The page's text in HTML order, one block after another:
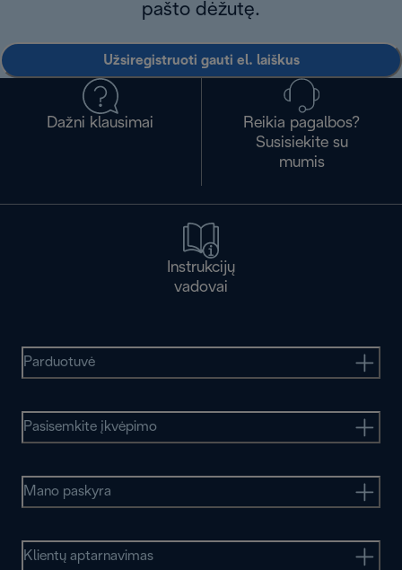
pašto dėžutę.
Užsiregistruoti gauti el. laiškus
Dažni klausimai
Reikia pagalbos?
Susisiekite su
mumis
Instrukcijų
vadovai
Parduotuvė
Pasisemkite įkvėpimo
Mano paskyra
Klientų aptarnavimas